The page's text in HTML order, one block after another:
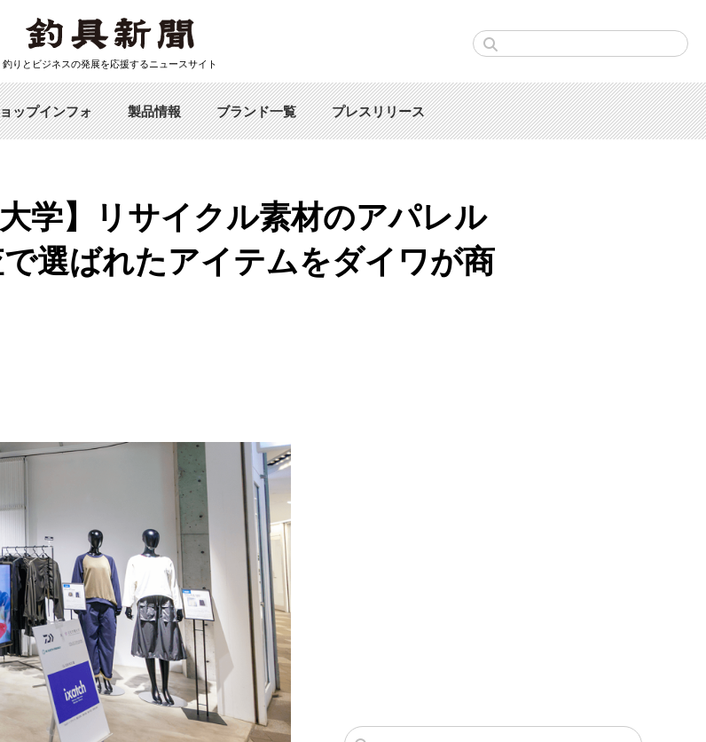
釣りとビジネスの発展を応援するニュースサイト
ップインフォ 製品情報 ブランド一覧 プレスリリース
学】リサイクル素材のアパレル
選ばれたアイテムをダイワが商